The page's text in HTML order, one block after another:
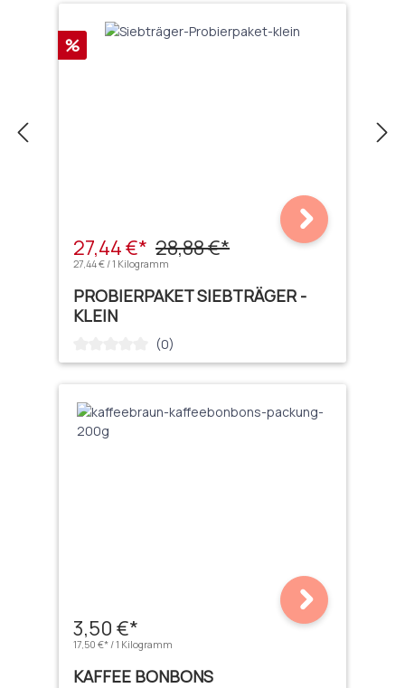
Rabatt
%
27,44 €* 28,88 €*
27,44 € / 1 Kilogramm
PROBIERPAKET SIEBTRÄGER -
KLEIN
Durchschnittliche Bewertung von 0 von 5 Sternen
(0)
3,50 €*
17,50 €* / 1 Kilogramm
KAFFEE BONBONS